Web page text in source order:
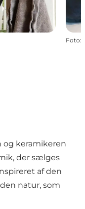
Foto:
og keramikeren
der sælges
af den
natur, som